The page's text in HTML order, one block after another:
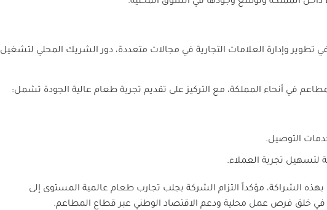
تطوير وإدارة العلامات التجارية في مجالات متعددة، دور الشريك المحلي لتشغيل
في أنحاء المملكة، مع التركيز على تقديم تجربة طعام عالية الجودة تشمل:
التوصيل.
لتسهيل تجربة العملاء.
الشراكة، مؤكداً التزام الشركة بجلب تجارب طعام عالمية المستوى إلى
في خلق فرص عمل محلية ودعم الاقتصاد الوطني عبر قطاع المطاعم.